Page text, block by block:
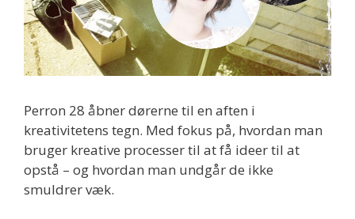
Perron 28 åbner dørerne til en aften i
kreativitetens tegn. Med fokus på, hvordan man
bruger kreative processer til at få ideer til at
opstå – og hvordan man undgår de ikke
smuldrer væk.